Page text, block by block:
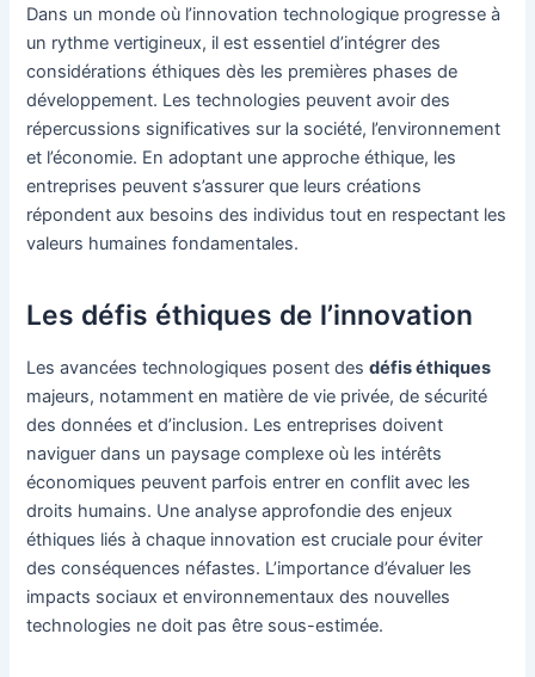
Dans un monde où l’innovation technologique progresse à
un rythme vertigineux, il est essentiel d’intégrer des
considérations éthiques dès les premières phases de
développement. Les technologies peuvent avoir des
répercussions significatives sur la société, l’environnement
et l’économie. En adoptant une approche éthique, les
entreprises peuvent s’assurer que leurs créations
répondent aux besoins des individus tout en respectant les
valeurs humaines fondamentales.
Les défis éthiques de l’innovation
Les avancées technologiques posent desdéfis éthiques
majeurs, notamment en matière de vie privée, de sécurité
des données et d’inclusion. Les entreprises doivent
naviguer dans un paysage complexe où les intérêts
économiques peuvent parfois entrer en conflit avec les
droits humains. Une analyse approfondie des enjeux
éthiques liés à chaque innovation est cruciale pour éviter
des conséquences néfastes. L’importance d’évaluer les
impacts sociaux et environnementaux des nouvelles
technologies ne doit pas être sous-estimée.